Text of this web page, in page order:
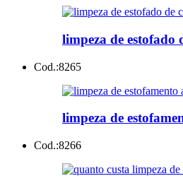
limpeza de estofado
Cod.:8265
limpeza de
Cod.:8266